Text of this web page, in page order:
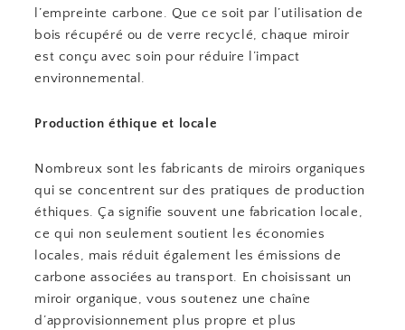
l’empreinte carbone. Que ce soit par l’utilisation de
bois récupéré ou de verre recyclé, chaque miroir
est conçu avec soin pour réduire l’impact
environnemental.
Production éthique et locale
Nombreux sont les fabricants de miroirs organiques
qui se concentrent sur des pratiques de production
éthiques. Ça signifie souvent une fabrication locale,
ce qui non seulement soutient les économies
locales, mais réduit également les émissions de
carbone associées au transport. En choisissant un
miroir organique, vous soutenez une chaîne
d’approvisionnement plus propre et plus